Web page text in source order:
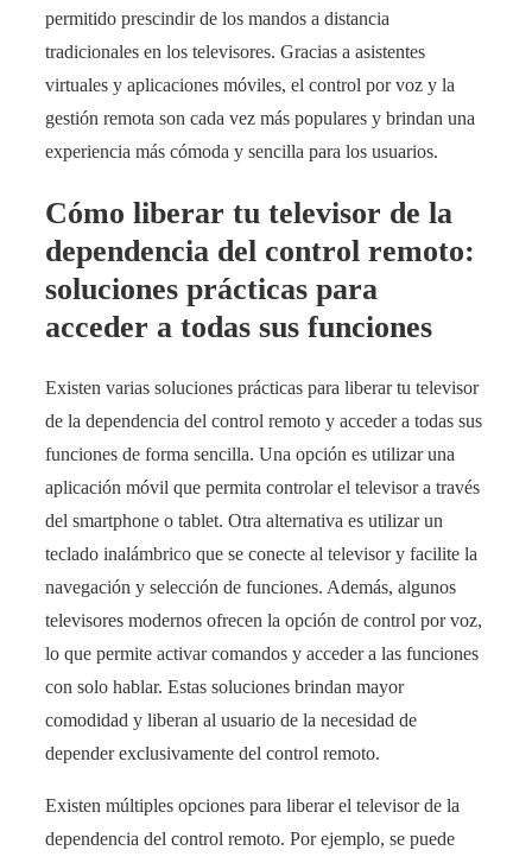
permitido prescindir de los mandos a distancia
tradicionales en los televisores. Gracias a asistentes
virtuales y aplicaciones móviles, el control por voz y la
gestión remota son cada vez más populares y brindan una
experiencia más cómoda y sencilla para los usuarios.
Cómo liberar tu televisor de la
dependencia del control remoto:
soluciones prácticas para
acceder a todas sus funciones
Existen varias soluciones prácticas para liberar tu televisor
de la dependencia del control remoto y acceder a todas sus
funciones de forma sencilla. Una opción es utilizar una
aplicación móvil que permita controlar el televisor a través
del smartphone o tablet. Otra alternativa es utilizar un
teclado inalámbrico que se conecte al televisor y facilite la
navegación y selección de funciones. Además, algunos
televisores modernos ofrecen la opción de control por voz,
lo que permite activar comandos y acceder a las funciones
con solo hablar. Estas soluciones brindan mayor
comodidad y liberan al usuario de la necesidad de
depender exclusivamente del control remoto.
Existen múltiples opciones para liberar el televisor de la
dependencia del control remoto. Por ejemplo, se puede